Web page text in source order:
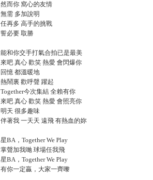
然而你 窩心的友情
無需 多加說明
任再多 高手的挑戰
誓必要 取勝
能和你交手打氣合拍已是最美
來吧 真心 歡笑 熱愛 會閃爆你
回憶 都溫暖地
熱鬧裏 歡呼聲 躍起
Together今次集結 全賴有你
來吧 真心 歡笑 熱愛 會照亮你
明天 很多趣味
伴著我 一天天 遠飛 有熱血的妳
星BA，Together We Play
掌聲加我哋 球場任我飛
星BA，Together We Play
有你一定贏，大家一齊嚟